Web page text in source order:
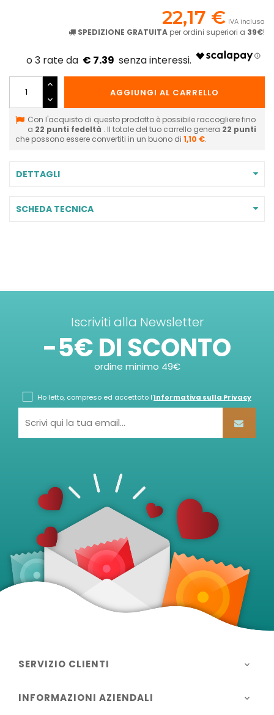
22,17 € IVA inclusa
SPEDIZIONE GRATUITA per ordini superiori a 39€!
€ 7.39
AGGIUNGI AL CARRELLO
Con l'acquisto di questo prodotto è possibile raccogliere fino
a 22 punti fedeltà . Il totale del tuo carrello genera 22 punti
che possono essere convertiti in un buono di 1,10 €.
DETTAGLI
SCHEDA TECNICA
Iscriviti alla Newsletter
-5€ DI SCONTO
ordine minimo 49€
Ho letto, compreso ed accettato l'Informativa sulla Privacy
SERVIZIO CLIENTI 
INFORMAZIONI AZIENDALI 